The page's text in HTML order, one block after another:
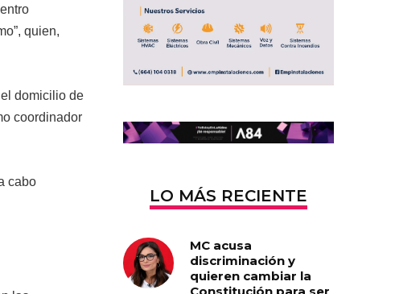
quien,
domicilio de
coordinador
cabo
LO MÁS RECIENTE
MC acusa
discriminación y
quieren cambiar la
Constitución para ser